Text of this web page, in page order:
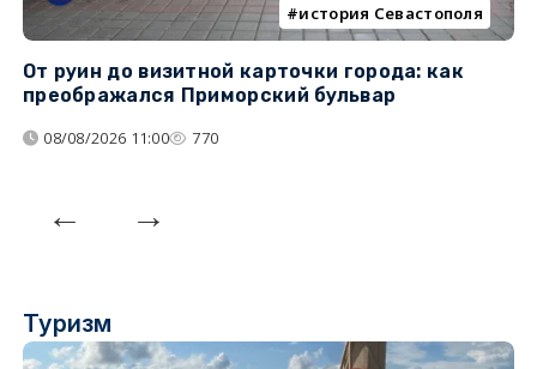
история Севастополя
От руин до визитной карточки города: как
преображался Приморский бульвар
08/08/2026 11:00 770
Туризм